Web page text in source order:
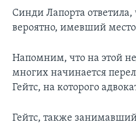
Синди Лапорта ответила,
вероятно, имевший место
Напомним, что на этой
многих начинается
Гейтс, на которого
Гейтс, также